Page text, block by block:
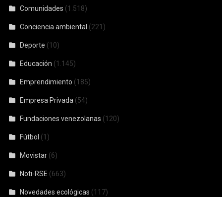
Comunidades (1.518)
Conciencia ambiental (221)
Deporte (10)
Educación (1.145)
Emprendimiento (185)
Empresa Privada (54)
Fundaciones venezolanas (120)
Fútbol (1)
Movistar (6)
Noti-RSE (663)
Novedades ecológicas (117)